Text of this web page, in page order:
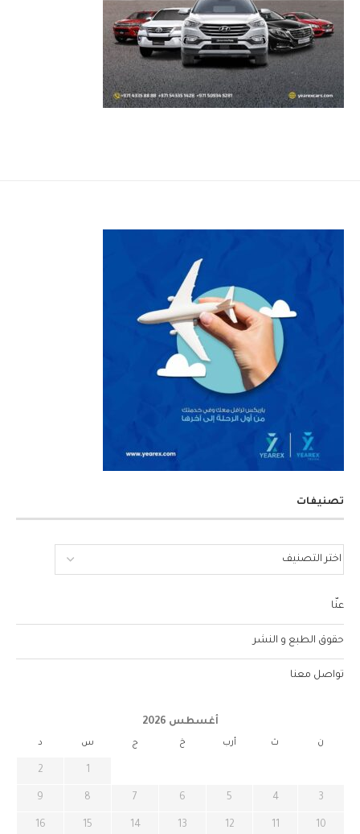
تصنيفات
عنّا
حقوق الطبع و النشر
تواصل معنا
أغسطس 2026
ن ث أرب خ ج س د
1
2
3
4
5
6
7
8
9
10
11
12
13
14
15
16